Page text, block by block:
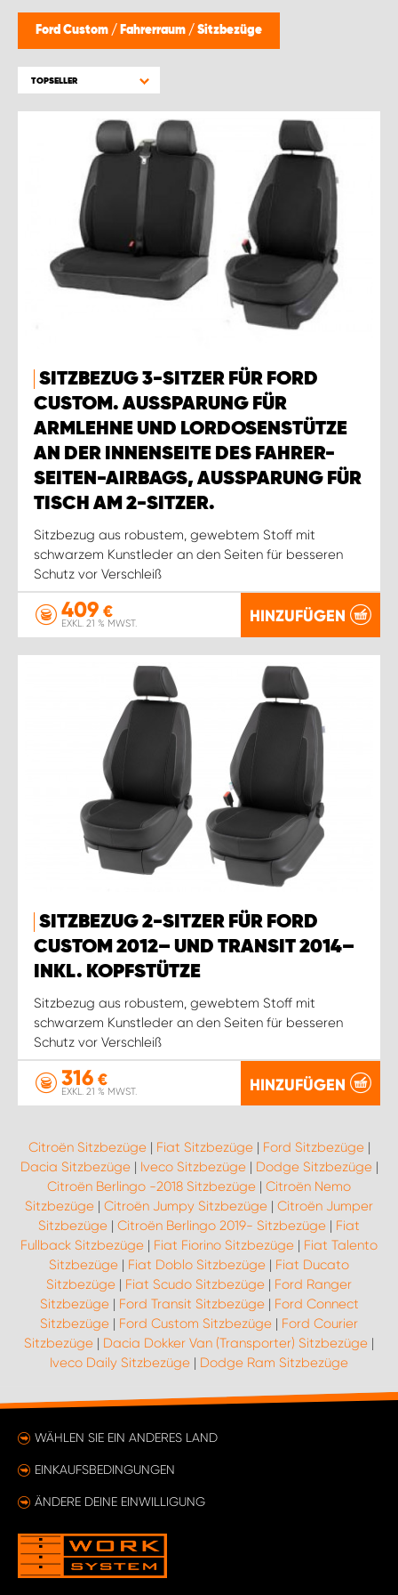
Ford Custom / Fahrerraum / Sitzbezüge
TOPSELLER
SITZBEZUG 3-SITZER FÜR FORD
CUSTOM. AUSSPARUNG FÜR
ARMLEHNE UND LORDOSENSTÜTZE
AN DER INNENSEITE DES FAHRER-
SEITEN-AIRBAGS, AUSSPARUNG FÜR
TISCH AM 2-SITZER.
Sitzbezug aus robustem, gewebtem Stoff mit
schwarzem Kunstleder an den Seiten für besseren
Schutz vor Verschleiß
409 €
EXKL. 21 % MWST. HINZUFÜGEN
SITZBEZUG 2-SITZER FÜR FORD
CUSTOM 2012– UND TRANSIT 2014–
INKL. KOPFSTÜTZE
Sitzbezug aus robustem, gewebtem Stoff mit
schwarzem Kunstleder an den Seiten für besseren
Schutz vor Verschleiß
316 €
EXKL. 21 % MWST. HINZUFÜGEN
Citroën Sitzbezüge| Fiat Sitzbezüge| Ford Sitzbezüge|
Dacia Sitzbezüge| Iveco Sitzbezüge| Dodge Sitzbezüge|
Citroën Berlingo -2018 Sitzbezüge | Citroën Nemo
Sitzbezüge | Citroën Jumpy Sitzbezüge | Citroën Jumper
Sitzbezüge | Citroën Berlingo 2019- Sitzbezüge | Fiat
Fullback Sitzbezüge | Fiat Fiorino Sitzbezüge | Fiat Talento
Sitzbezüge | Fiat Doblo Sitzbezüge | Fiat Ducato
Sitzbezüge | Fiat Scudo Sitzbezüge | Ford Ranger
Sitzbezüge| Ford Transit Sitzbezüge| Ford Connect
Sitzbezüge | Ford Custom Sitzbezüge | Ford Courier
Sitzbezüge | Dacia Dokker Van (Transporter) Sitzbezüge |
Iveco Daily Sitzbezüge | Dodge Ram Sitzbezüge
WÄHLEN SIE EIN ANDERES LAND
EINKAUFSBEDINGUNGEN
ÄNDERE DEINE EINWILLIGUNG
WORK SYSTEM WORK SYSTEM BRÜGGE